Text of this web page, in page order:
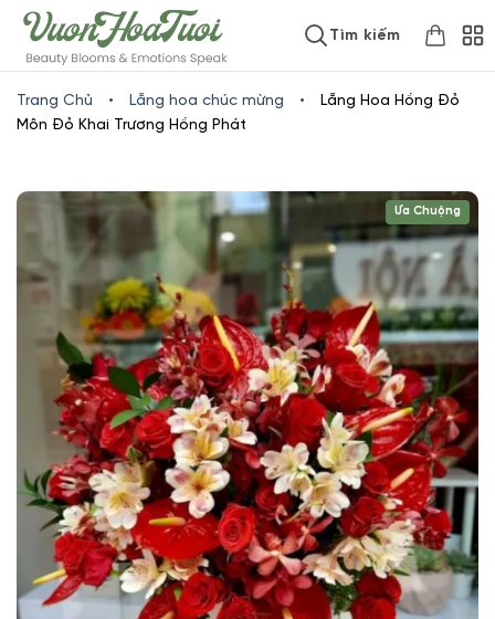
www.vuonhoatuoi.vnSkip
to
content
Tìm kiếm
Trang Chủ • Lẵng hoa chúc mừng •
Lẵng Hoa Hồng Đỏ
Môn Đỏ Khai Trương Hồng Phát
Ưa Chuộng